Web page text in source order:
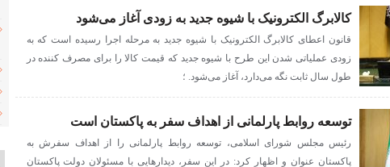
کالابرگ الکترونیک با شیوه جدید به زودی آغاز می‌شود
قانون اعطای کالابرگ الکترونیک با شیوه جدید به مرحله اجرا رسیده است که به
زودی عملیاتی شدن این طرح با شیوه جدید که قیمت کالا را برای مصرف کننده در
طول سال ثابت نگه می‌دارد، آغاز می‌شود. ؛
توسعه روابط پارلمانی از اهداف سفر به پاکستان است
رئیس مجلس شورای اسلامی، توسعه روابط پارلمانی را از اهداف سفرش به
پاکستان عنوان و اظهار کرد: در این سفر، دیدارهایی با مسئولان دولت پاکستان